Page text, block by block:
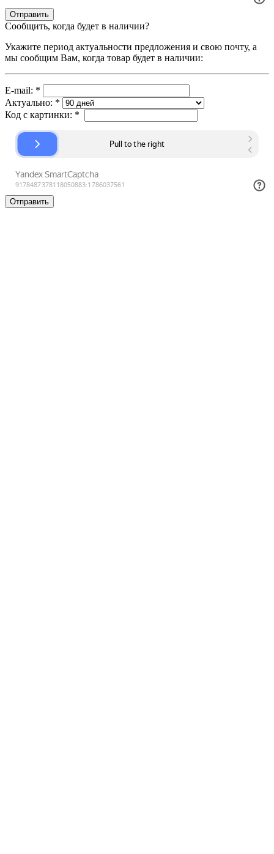
Сообщить, когда будет в наличии?
Укажите период актуальности предложения и свою почту, а
мы сообщим Вам, когда товар будет в наличии:
E-mail: *
Актуально: *
Код с картинки: *